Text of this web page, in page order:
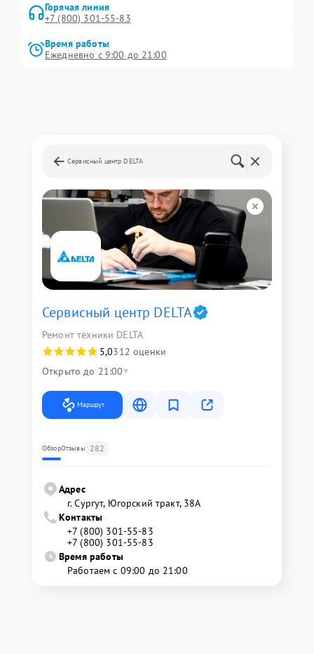
Горячая линия
+7 (800) 301-55-83
Время работы
Ежедневно с 9:00 до 21:00
Сервисный центр DELTA
Сервисный центр DELTA
Ремонт техники DELTA
5,0312 оценки
Открыто до 21:00
Маршрут
ОбзорОтзывы 282
Адрес
г. Сургут, Югорский тракт, 38А
Контакты
+7 (800) 301-55-83
+7 (800) 301-55-83
Время работы
Работаем с 09:00 до 21:00